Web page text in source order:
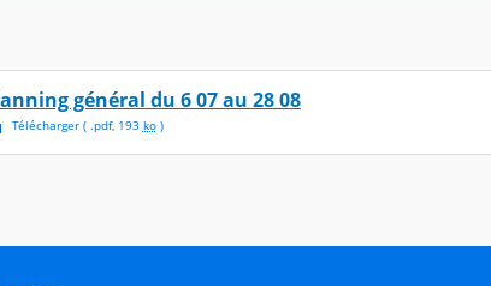
général du 6 07 au 28 08
Télécharger( .pdf, 193 ko)